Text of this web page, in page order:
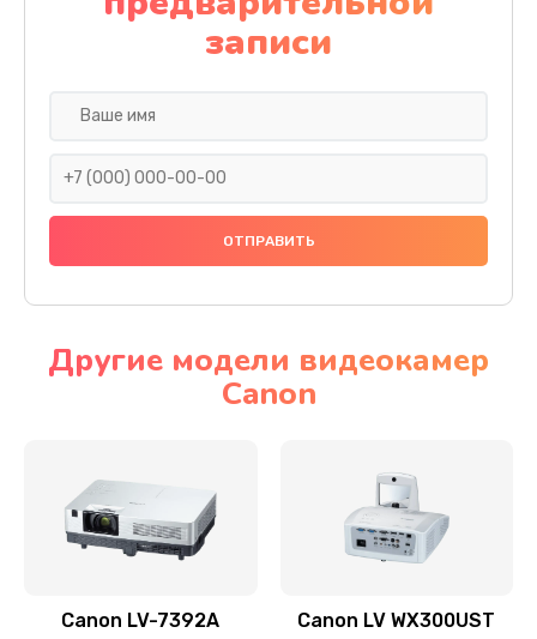
1320 руб.
Заказать
Замена датчика
Замена дисплея
Замена кнопки
Заказать
записи
Другие модели видеокамер
Canon
Canon LV-7392A Canon LV WX300UST